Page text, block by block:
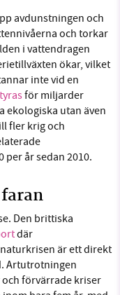
avdunstningen och
och torkar
i vattendragen
ökar, vilket
inte vid en
för miljarder
ekologiska utan även
fler krig och
per år sedan 2010.
Den brittiska
där
är ett direkt
Artutrotningen
förvärrade kriser